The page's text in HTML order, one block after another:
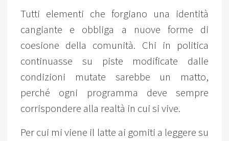
Tutti elementi che forgiano una identità
cangiante e obbliga a nuove forme di
coesione della comunità. Chi in politica
continuasse su piste modificate dalle
condizioni mutate sarebbe un matto,
perché ogni programma deve sempre
corrispondere alla realtà in cui si vive.
Per cui mi viene il latte ai gomiti a leggere su